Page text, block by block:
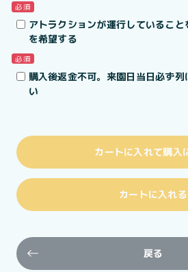
必須
アトラクションが運行しているこ
を希望する
必須
購入後返金不可。来園日当日必ず
い
カートに入れて購入
カートに入れる
戻る